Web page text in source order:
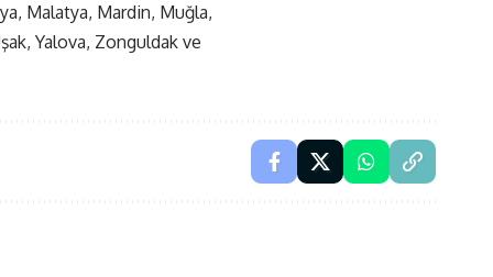
Malatya, Mardin, Muğla,
Yalova, Zonguldak ve